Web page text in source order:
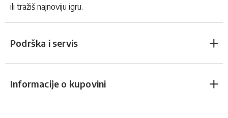
ili tražiš najnoviju igru.
Podrška i servis
Informacije o kupovini